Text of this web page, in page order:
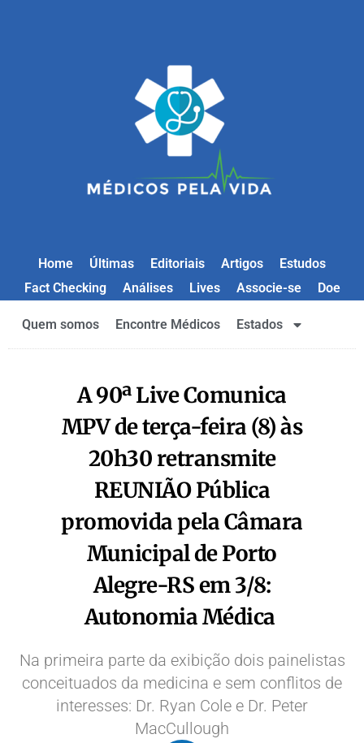
Home Últimas Editoriais Artigos
Estudos
Fact Checking
Análises Lives Associe-se Doe
Quem somos Encontre Médicos Estados
A 90ª Live Comunica
MPV de terça-feira (8) às
20h30 retransmite
REUNIÃO Pública
promovida pela Câmara
Municipal de Porto
Alegre-RS em 3/8:
Autonomia Médica
Na primeira parte da exibição dois painelistas
conceituados da medicina e sem conflitos de
interesses: Dr. Ryan Cole e Dr. Peter
MacCullough